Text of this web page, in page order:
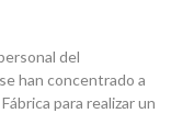
del
han concentrado a
para realizar un